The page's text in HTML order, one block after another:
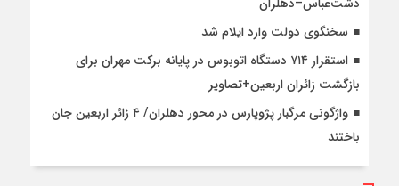
سخنگوی دولت وارد ایلام شد
استقرار ۷۱۴ دستگاه اتوبوس در پایانه برکت مهران برای
بازگشت زائران اربعین+تصاویر
واژگونی مرگبار پژوپارس در محور دهلران/ ۴ زائر اربعین جان
باختند